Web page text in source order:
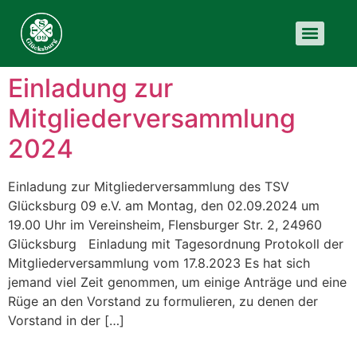
Einladung zur
Mitgliederversammlung
2024
Einladung zur Mitgliederversammlung des TSV
Glücksburg 09 e.V. am Montag, den 02.09.2024 um
19.00 Uhr im Vereinsheim, Flensburger Str. 2, 24960
Glücksburg Einladung mit Tagesordnung Protokoll der
Mitgliederversammlung vom 17.8.2023 Es hat sich
jemand viel Zeit genommen, um einige Anträge und eine
Rüge an den Vorstand zu formulieren, zu denen der
Vorstand in der […]